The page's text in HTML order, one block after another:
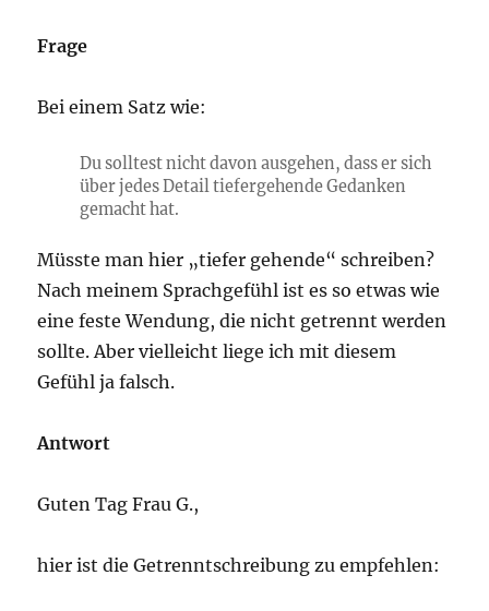
Frage
Bei einem Satz wie:
Du solltest nicht davon ausgehen, dass er sich
über jedes Detail tiefergehende Gedanken
gemacht hat.
Müsste man hier „tiefer gehende“ schreiben?
Nach meinem Sprachgefühl ist es so etwas wie
eine feste Wendung, die nicht getrennt werden
sollte. Aber vielleicht liege ich mit diesem
Gefühl ja falsch.
Antwort
Guten Tag Frau G.,
hier ist die Getrenntschreibung zu empfehlen: